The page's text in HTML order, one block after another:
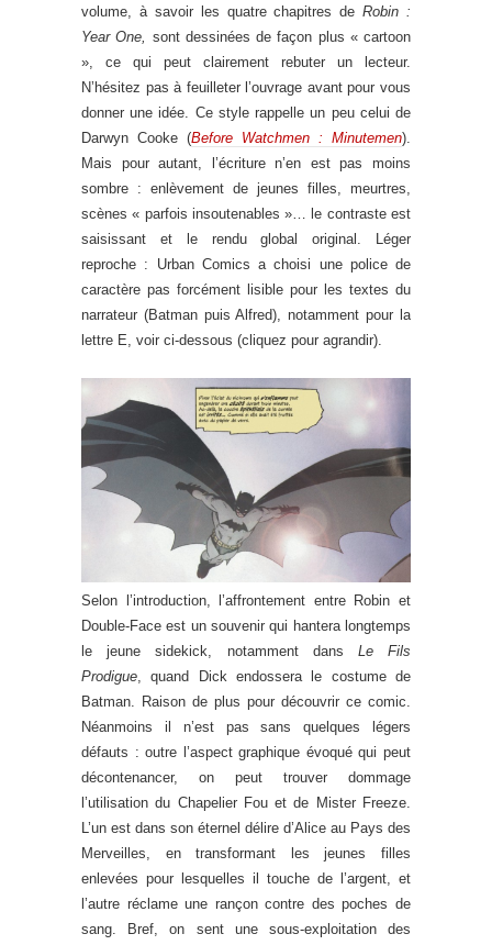
volume, à savoir les quatre chapitres deRobin :
Year One, sont dessinées de façon plus « cartoon
», ce qui peut clairement rebuter un lecteur.
N’hésitez pas à feuilleter l’ouvrage avant pour vous
donner une idée. Ce style rappelle un peu celui de
Darwyn Cooke (Before Watchmen : Minutemen).
Mais pour autant, l’écriture n’en est pas moins
sombre : enlèvement de jeunes filles, meurtres,
scènes « parfois insoutenables »… le contraste est
saisissant et le rendu global original. Léger
reproche : Urban Comics a choisi une police de
caractère pas forcément lisible pour les textes du
narrateur (Batman puis Alfred), notamment pour la
lettre E, voir ci-dessous (cliquez pour agrandir).
Selon l’introduction, l’affrontement entre Robin et
Double-Face est un souvenir qui hantera longtemps
le jeune sidekick, notamment dans Le Fils
Prodigue, quand Dick endossera le costume de
Batman. Raison de plus pour découvrir ce comic.
Néanmoins il n’est pas sans quelques légers
défauts : outre l’aspect graphique évoqué qui peut
décontenancer, on peut trouver dommage
l’utilisation du Chapelier Fou et de Mister Freeze.
L’un est dans son éternel délire d’Alice au Pays des
Merveilles, en transformant les jeunes filles
enlevées pour lesquelles il touche de l’argent, et
l’autre réclame une rançon contre des poches de
sang. Bref, on sent une sous-exploitation des